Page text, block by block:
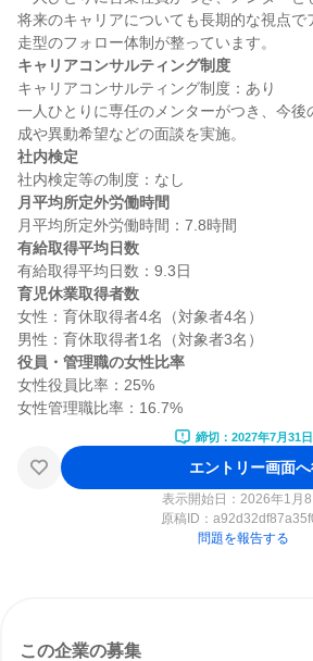
将来のキャリアについても長期的な視点で
キャリアコンサルティング制度
キャリアコンサルティング制度：あり
一人ひとりに専任のメンターがつき、今後
社内検定
月平均所定外労働時間
有給取得平均日数
育児休業取得者数
女性：育休取得者4名（対象者4名）
役員・管理職の女性比率
女性役員比率：25%
締切：2027年7月31日
エントリー画面へ
表示開始日：2026年1月8
原稿ID：
問題を報告する
この企業の募集